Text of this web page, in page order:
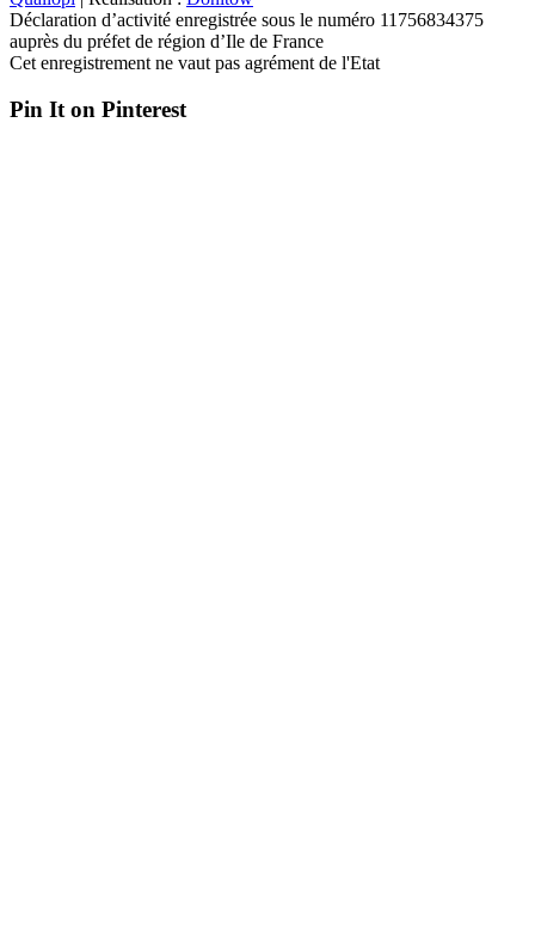
Déclaration d’activité enregistrée sous le numéro 11756834375
auprès du préfet de région d’Ile de France
Cet enregistrement ne vaut pas agrément de l'Etat
Pin It on Pinterest